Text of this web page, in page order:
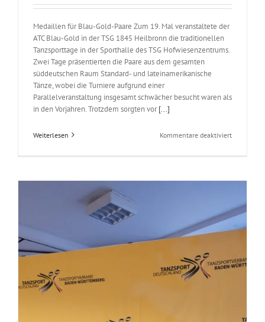
19. HTT
Uncategorized
Medaillen für Blau-Gold-Paare Zum 19. Mal veranstaltete der
ATC Blau-Gold in der TSG 1845 Heilbronn die traditionellen
Tanzsporttage in der Sporthalle des TSG Hofwiesenzentrums.
Zwei Tage präsentierten die Paare aus dem gesamten
süddeutschen Raum Standard- und lateinamerikanische
Tänze, wobei die Turniere aufgrund einer
Parallelveranstaltung insgesamt schwächer besucht waren als
in den Vorjahren. Trotzdem sorgten vor[...]
Weiterlesen Kommentare deaktiviertfür